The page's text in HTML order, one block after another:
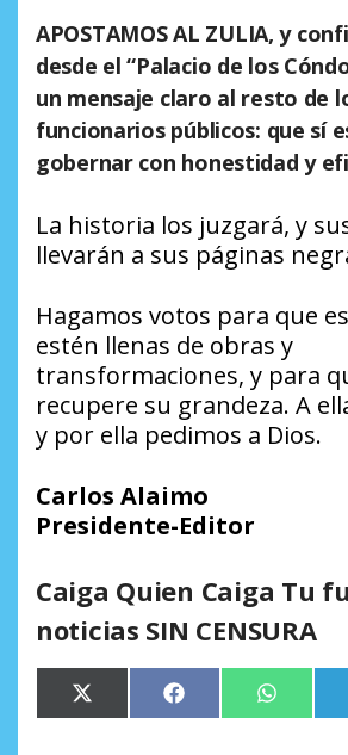
APOSTAMOS AL ZULIA, y
desde el “Palacio de los
un mensaje claro al resto de
funcionarios públicos: que sí
gobernar con honestidad y
La historia los juzgará, y
llevarán a sus páginas
Hagamos votos para que
estén llenas de obras y
transformaciones, y para
recupere su grandeza. A
y por ella pedimos a Dios.
Carlos Alaimo
Presidente-Editor
Caiga Quien Caiga Tu
noticias SIN CENSURA
Compartir
en
X
(Twitter)
Compartir
en
Facebook
en